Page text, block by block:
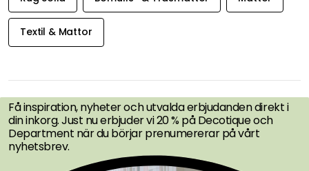
Textil & Mattor
FÅ INSPIRATION &
ERBJUDANDEN FÖRST
Få inspiration, nyheter och utvalda erbjudanden direkt i
din inkorg. Just nu erbjuder vi 20 % på Decotique och
Department när du börjar prenumererar på vårt
nyhetsbrev.